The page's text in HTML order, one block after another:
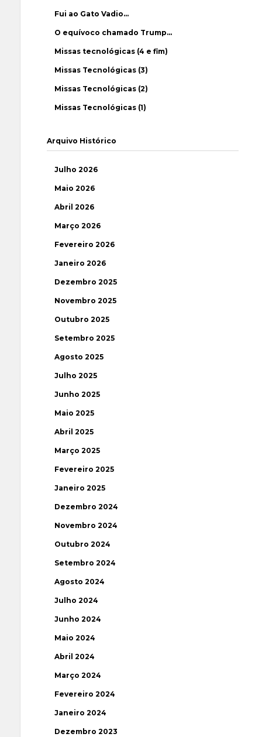
Fui ao Gato Vadio…
O equívoco chamado Trump…
Missas tecnológicas (4 e fim)
Missas Tecnológicas (3)
Missas Tecnológicas (2)
Missas Tecnológicas (1)
Arquivo Histórico
Julho 2026
Maio 2026
Abril 2026
Março 2026
Fevereiro 2026
Janeiro 2026
Dezembro 2025
Novembro 2025
Outubro 2025
Setembro 2025
Agosto 2025
Julho 2025
Junho 2025
Maio 2025
Abril 2025
Março 2025
Fevereiro 2025
Janeiro 2025
Dezembro 2024
Novembro 2024
Outubro 2024
Setembro 2024
Agosto 2024
Julho 2024
Junho 2024
Maio 2024
Abril 2024
Março 2024
Fevereiro 2024
Janeiro 2024
Dezembro 2023